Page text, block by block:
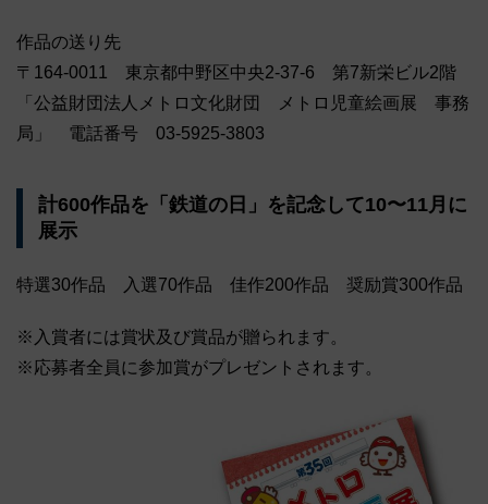
作品の送り先
〒164-0011 東京都中野区中央2-37-6 第7新栄ビル2階
「公益財団法人メトロ文化財団 メトロ児童絵画展 事務
局」 電話番号 03-5925-3803
計600作品を「鉄道の日」を記念して10〜11月に
展示
特選30作品 入選70作品 佳作200作品 奨励賞300作品
※入賞者には賞状及び賞品が贈られます。
※応募者全員に参加賞がプレゼントされます。